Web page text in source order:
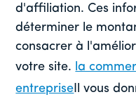
d'affiliation. Ces
déterminer le
consacrer à
votre site. la
entrepriseIl vous